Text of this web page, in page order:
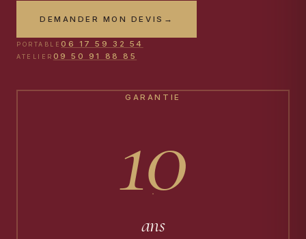
DEMANDER MON DEVIS →
PORTABLE06 17 59 32 54
ATELIER 09 50 91 88 85
GARANTIE
10
ans